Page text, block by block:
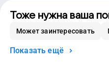
Тоже нужна ваша
Может заинтересовать
Показать ещё